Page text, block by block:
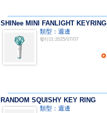
SHINee MINI FANLIGHT KEYRING
類型：週邊
發行日:2025/07/07
RANDOM SQUISHY KEY RING
類型：週邊